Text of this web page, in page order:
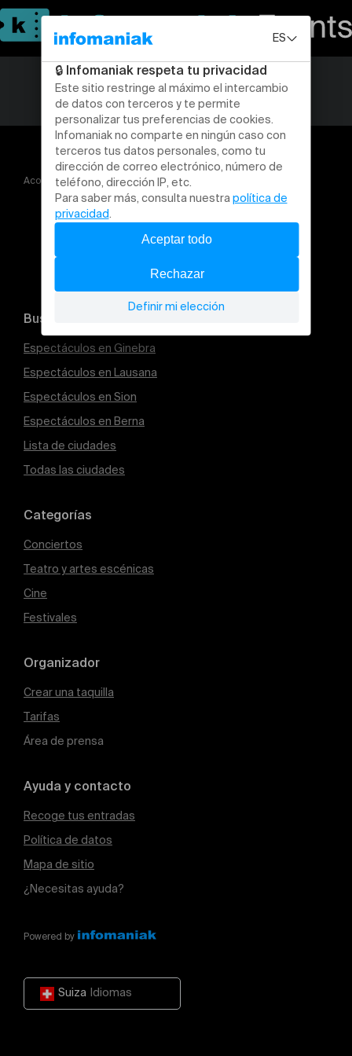
Acogida La Belle au Bois
Buscar un evento
Espectáculos en Ginebra
Espectáculos en Lausana
Espectáculos en Sion
Espectáculos en Berna
Lista de ciudades
Todas las ciudades
Categorías
Conciertos
Teatro y artes escénicas
Cine
Festivales
Organizador
Crear una taquilla
Tarifas
Área de prensa
Ayuda y contacto
Recoge tus entradas
Política de datos
Mapa de sitio
¿Necesitas ayuda?
Powered by
Suiza Idiomas